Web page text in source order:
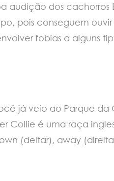
audição dos cachorros
pois conseguem
fobias a alguns
já veio ao Parque da
Collie é uma raça
(deitar), away